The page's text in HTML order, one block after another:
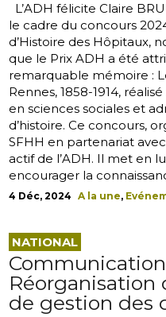
L’ADH félicite Claire
le cadre du concours
d’Histoire des Hôpitaux,
que le Prix ADH a été
remarquable mémoire :
Rennes, 1858-1914,
en sciences sociales et
d’histoire. Ce concours,
SFHH en partenariat
actif de l’ADH. Il met en
encourager la
4 Déc, 2024 A la une,
NATIONAL
de gestion des